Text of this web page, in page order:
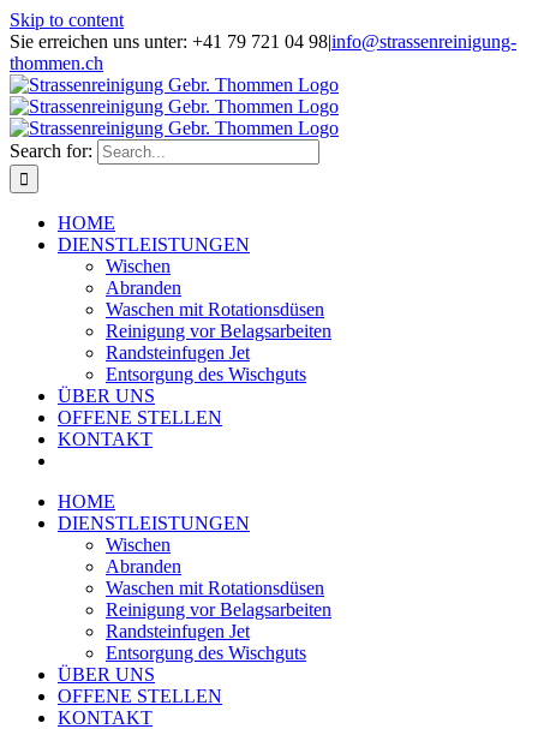
Skip to content
Sie erreichen uns unter: +41 79 721 04 98|info@strassenreinigung-
thommen.ch
Search for:
HOME
DIENSTLEISTUNGEN
Wischen
Abranden
Waschen mit Rotationsdüsen
Reinigung vor Belagsarbeiten
Randsteinfugen Jet
Entsorgung des Wischguts
ÜBER UNS
OFFENE STELLEN
KONTAKT
HOME
DIENSTLEISTUNGEN
Wischen
Abranden
Waschen mit Rotationsdüsen
Reinigung vor Belagsarbeiten
Randsteinfugen Jet
Entsorgung des Wischguts
ÜBER UNS
OFFENE STELLEN
KONTAKT